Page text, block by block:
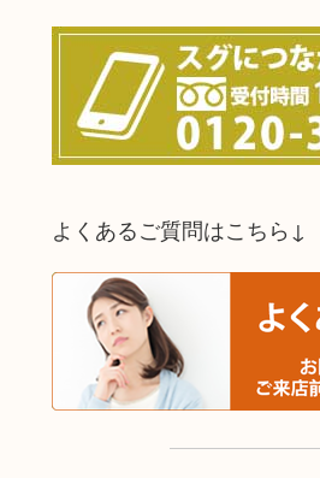
よくあるご質問はこちら↓